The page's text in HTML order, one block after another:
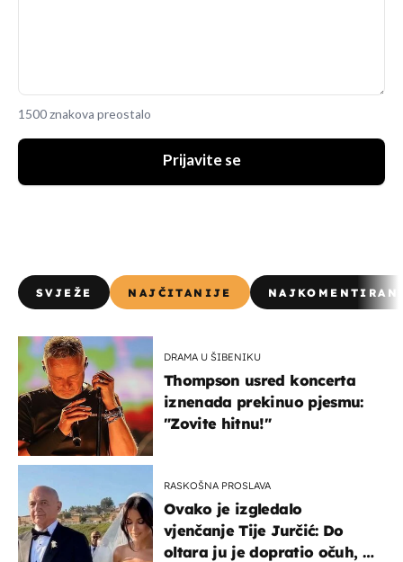
1500 znakova preostalo
Prijavite se
SVJEŽE NAJČITANIJE
DRAMA U ŠIBENIKU
Thompson usred koncerta
iznenada prekinuo pjesmu:
"Zovite hitnu!"
RASKOŠNA PROSLAVA
Ovako je izgledalo
vjenčanje Tije Jurčić: Do
oltara ju je dopratio očuh, a